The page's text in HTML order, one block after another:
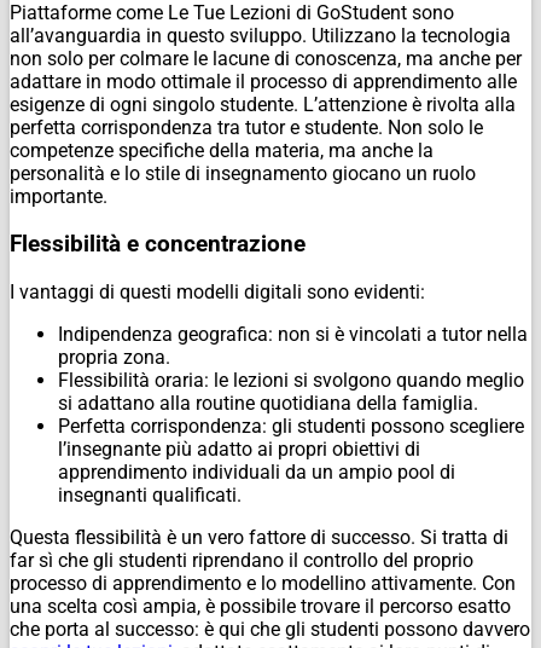
Piattaforme come Le Tue Lezioni di GoStudent sono
all’avanguardia in questo sviluppo. Utilizzano la tecnologia
non solo per colmare le lacune di conoscenza, ma anche per
adattare in modo ottimale il processo di apprendimento alle
esigenze di ogni singolo studente. L’attenzione è rivolta alla
perfetta corrispondenza tra tutor e studente. Non solo le
competenze specifiche della materia, ma anche la
personalità e lo stile di insegnamento giocano un ruolo
importante.
Flessibilità e concentrazione
I vantaggi di questi modelli digitali sono evidenti:
Indipendenza geografica: non si è vincolati a tutor nella
propria zona.
Flessibilità oraria: le lezioni si svolgono quando meglio
si adattano alla routine quotidiana della famiglia.
Perfetta corrispondenza: gli studenti possono scegliere
l’insegnante più adatto ai propri obiettivi di
apprendimento individuali da un ampio pool di
insegnanti qualificati.
Questa flessibilità è un vero fattore di successo. Si tratta di
far sì che gli studenti riprendano il controllo del proprio
processo di apprendimento e lo modellino attivamente. Con
una scelta così ampia, è possibile trovare il percorso esatto
che porta al successo: è qui che gli studenti possono davvero